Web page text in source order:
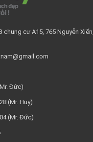
chung cư A15, 765 Nguyễn
Đức)
(Mr. Huy)
(Mr. Đức)